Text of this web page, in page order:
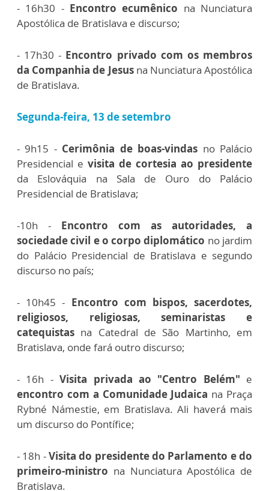
- 16h30 - Encontro ecumênico na Nunciatura
Apostólica de Bratislava e discurso;
- 17h30 - Encontro privado com os membros
da Companhia de Jesusna Nunciatura Apostólica
de Bratislava.
Segunda-feira, 13 de setembro
- 9h15 - Cerimônia de boas-vindas no Palácio
Presidencial e visita de cortesia ao presidente
da Eslováquia na Sala de Ouro do Palácio
Presidencial de Bratislava;
-10h - Encontro com as autoridades, a
sociedade civil e o corpo diplomático no jardim
do Palácio Presidencial de Bratislava e segundo
discurso no país;
- 10h45 - Encontro com bispos, sacerdotes,
religiosos, religiosas, seminaristas e
catequistas na Catedral de São Martinho, em
Bratislava, onde fará outro discurso;
- 16h -Visita privada ao "Centro Belém" e
encontro com a Comunidade Judaica na Praça
Rybné Námestie, em Bratislava. Ali haverá mais
um discurso do Pontífice;
- 18h -Visita do presidente do Parlamento e do
primeiro-ministro na Nunciatura Apostólica de
Bratislava.